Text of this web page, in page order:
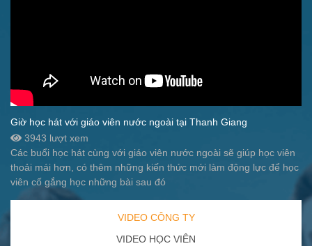
Giờ học hát với giáo viên nước ngoài tại Thanh Giang
3943 lượt xem
Các buổi học hát cùng với giáo viên nước ngoài sẽ giúp học viên
thoải mái hơn, có thêm những kiến thức mới làm động lực để học
viên cố gắng học những bài sau đó
VIDEO CÔNG TY
VIDEO HỌC VIÊN